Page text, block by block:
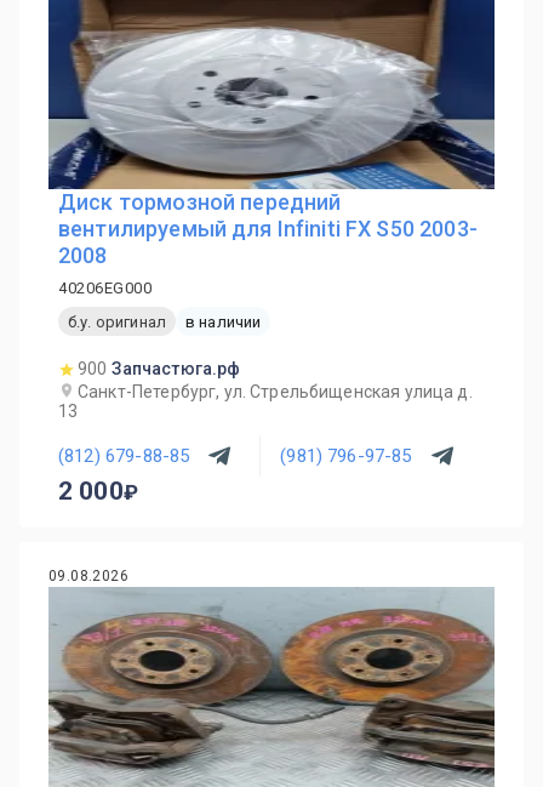
Диск тормозной передний
вентилируемый для Infiniti FX S50 2003-
2008
40206EG000
б.у. оригинал
в наличии
900 Запчастюга.рф
Санкт-Петербург, ул. Стрельбищенская улица д.
13
(812) 679-88-85 (981) 796-97-85
2 000
09.08.2026